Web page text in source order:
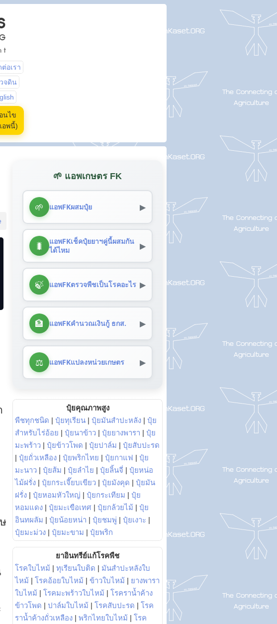
อเรา
จดิน
นไข
อพนี้)
🌱 แอพเกษตร FK
🌱 แอพFKผสมปุ๋ย ▶
🐛
แอพFKเช็คปุ๋ยยาฯคู่นี้ผสมกัน
ได้ไหม
▶
🍃 แอพFKตรวจพืชเป็นโรคอะไร ▶
🏦 แอพFKคำนวณเงินกู้ ธกส. ▶
⚖️ แอพFKแปลงหน่วยเกษตร ▶
ปุ๋ยคุณภาพสูง
พืชทุกชนิด | ปุ๋ยทุเรียน | ปุ๋ยมันสำปะหลัง | ปุ๋ย
สำหรับไร่อ้อย | ปุ๋ยนาข้าว | ปุ๋ยยางพารา | ปุ๋ย
มะพร้าว | ปุ๋ยข้าวโพด | ปุ๋ยปาล์ม | ปุ๋ยสับปะรด
| ปุ๋ยถั่วเหลือง | ปุ๋ยพริกไทย | ปุ๋ยกาแฟ | ปุ๋ย
มะนาว | ปุ๋ยส้ม | ปุ๋ยลำไย | ปุ๋ยลิ้นจี่ | ปุ๋ยหน่อ
ไม้ฝรั่ง | ปุ๋ยกระเจี๊ยบเขียว | ปุ๋ยมังคุด | ปุ๋ยมัน
ฝรั่ง | ปุ๋ยหอมหัวใหญ่ | ปุ๋ยกระเทียม | ปุ๋ย
หอมแดง | ปุ๋ยมะเขือเทศ | ปุ๋ยกล้วยไม้ | ปุ๋ย
อินทผลัม | ปุ๋ยน้อยหน่า | ปุ๋ยชมพู่ | ปุ๋ยเงาะ |
ปุ๋ยมะม่วง | ปุ๋ยมะขาม | ปุ๋ยพริก
ยาอินทรีย์แก้โรคพืช
โรคใบไหม้ | ทุเรียนใบติด | มันสำปะหลังใบ
ไหม้ | โรคอ้อยใบไหม้ | ข้าวใบไหม้ | ยางพารา
ใบไหม้ | โรคมะพร้าวใบไหม้ | โรคราน้ำค้าง
ข้าวโพด | ปาล์มใบไหม้ | โรคสับปะรด | โรค
ราน้ำค้างถั่วเหลือง | พริกไทยใบไหม้ | โรค